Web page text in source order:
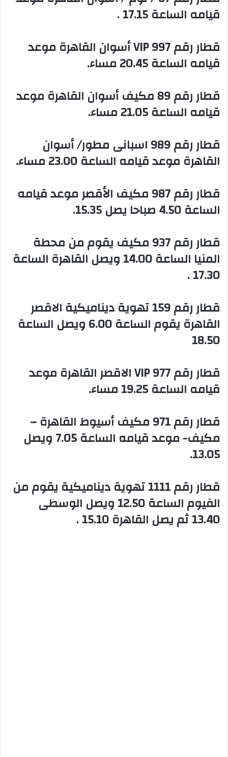
قيامه الساعة 17.15 .
‏قطار رقم 997 VIP أسوان القاهرة موعد
قيامه الساعة 20.45 مساء.
‏قطار رقم 89 مكيف أسوان القاهرة موعد
قيامه الساعة 21.05 مساء.
‏قطار رقم 989 اسبانى مطور/ أسوان
القاهرة موعد قيامه الساعة 23.00 مساء.
‏قطار رقم 987 مكيف الأقصر موعد قيامه
الساعة 4.50 صباحا يصل 15.35.
‏قطار رقم 937 مكيف يقوم من محطة
المنيا الساعة 14.00 ويصل القاهرة الساعة
17.30 .
‏قطار رقم 159 تهوية ديناميكية الاقصر
القاهرة يقوم الساعة 6.00 ويصل الساعة
18.50
‏قطار رقم 977 VIP الاقصر القاهرة موعد
قيامه الساعة 19.25 مساء.
‏قطار رقم 971 مكيف أسيوط القاهرة –
مكيف- موعد قيامه الساعة 7.05 ويصل
13.05.
‏قطار رقم 1111 تهوية ديناميكية يقوم من
الفيوم الساعة 12.50 ويصل الوسطى
13.40 ثم يصل القاهرة 15.10 .